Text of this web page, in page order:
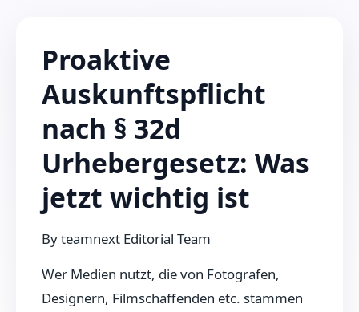
Proaktive
Auskunftspflicht
nach § 32d
Urhebergesetz: Was
jetzt wichtig ist
Byteamnext Editorial Team
Wer Medien nutzt, die von Fotografen,
Designern, Filmschaffenden etc. stammen